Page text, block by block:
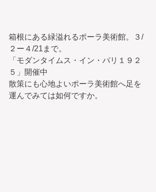
箱根にある緑溢れるポーラ美術館。３/
２ー４/21まで。
「モダンタイムス・イン・パリ１９２
５」開催中
散策にも心地よいポーラ美術館へ足を
運んでみては如何ですか。